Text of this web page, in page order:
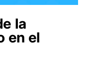
la
en el